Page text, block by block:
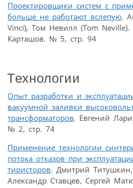
Проектировщики систем с
больше не работают вслепую.
Vinci), Том Невилл (Tom Neville).
Карташов. № 5, стр. 94
Технологии
Опыт разработки и
вакуумной заливки
трансформаторов. Евгений
№ 2, стр. 74
Применение технологии
потока отказов при
тиристоров. Дмитрий
Александр Ставцев, Сергей